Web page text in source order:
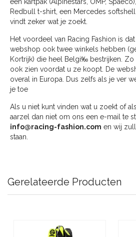
een kartpak (Alpinestars, OMP,
Redbull t-shirt, een Mercedes
vindt zeker wat je zoekt.
Het voordeel van Racing Fashion is
webshop ook twee winkels hebben
Kortrijk) die heel Belgi‰ bestrijken.
ook zien voordat u ze koopt. De
overal in Europa. Dus zelfs als je ver
je toe
Als u niet kunt vinden wat u zoekt of
aarzel dan niet om ons een e-mail te
info@racing-fashion.com en wij
staan.
Gerelateerde Producten